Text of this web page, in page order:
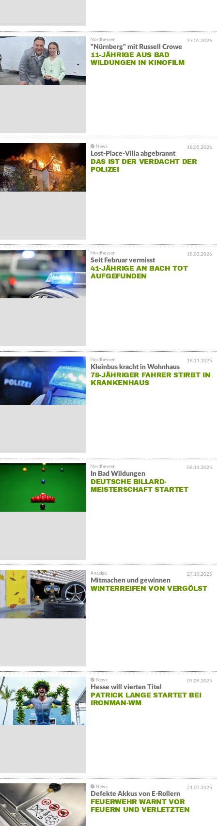
27.05.2026
"Nürnberg" mit Russell Crowe
11-JÄHRIGE AUS BAD
WILDUNGEN IN KINOFILM
18.05.2026
Lost-Place-Villa abgebrannt
DAS IST DER VERDACHT DER
POLIZEI
18.03.2026
Seit Februar vermisst
41-JÄHRIGE AN BACH TOT
AUFGEFUNDEN
18.11.2025
Kleinbus kracht in Wohnhaus
78-JÄHRIGER FAHRER STIRBT IN
KRANKENHAUS
06.11.2025
In Bad Wildungen
DEUTSCHE BILLARD-
MEISTERSCHAFT STARTET
27.10.2025
Mitmachen und gewinnen
WINTERREIFEN VON VERGÖLST
09.09.2025
Hesse will vierten Titel
PATRICK LANGE STARTET BEI
IRONMAN-WM
21.07.2025
Defekte Akkus von E-Rollern
FEUERWEHR WARNT VOR
FEUERN UND VERLETZTEN